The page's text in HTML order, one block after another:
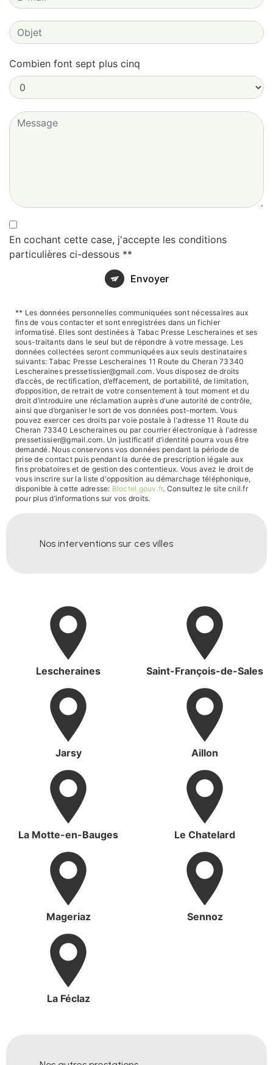
Combien font sept plus cinq
En cochant cette case, j'accepte les conditions
particulières ci-dessous **
Envoyer
** Les données personnelles communiquées sont nécessaires aux
fins de vous contacter et sont enregistrées dans un fichier
informatisé. Elles sont destinées à Tabac Presse Lescheraines et ses
sous-traitants dans le seul but de répondre à votre message. Les
données collectées seront communiquées aux seuls destinataires
suivants: Tabac Presse Lescheraines 11 Route du Cheran 73340
Lescheraines pressetissier@gmail.com. Vous disposez de droits
d’accès, de rectification, d’effacement, de portabilité, de limitation,
d’opposition, de retrait de votre consentement à tout moment et du
droit d’introduire une réclamation auprès d’une autorité de contrôle,
ainsi que d’organiser le sort de vos données post-mortem. Vous
pouvez exercer ces droits par voie postale à l'adresse 11 Route du
Cheran 73340 Lescheraines ou par courrier électronique à l'adresse
pressetissier@gmail.com. Un justificatif d'identité pourra vous être
demandé. Nous conservons vos données pendant la période de
prise de contact puis pendant la durée de prescription légale aux
fins probatoires et de gestion des contentieux. Vous avez le droit de
vous inscrire sur la liste d'opposition au démarchage téléphonique,
disponible à cette adresse: Bloctel.gouv.fr. Consultez le site cnil.fr
pour plus d’informations sur vos droits.
Nos interventions sur ces villes
Lescheraines Saint-François-de-Sales
Jarsy Aillon
La Motte-en-Bauges Le Chatelard
Mageriaz Sennoz
La Féclaz